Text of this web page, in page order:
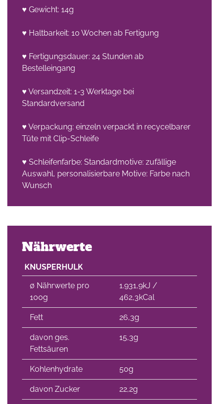
♥ Gewicht: 14g
♥ Haltbarkeit: 10 Wochen ab Fertigung
♥ Fertigungsdauer: 24 Stunden ab
Bestelleingang
♥ Versandzeit: 1-3 Werktage bei
Standardversand
♥ Verpackung: einzeln verpackt in recycelbarer
Tüte mit Clip-Schleife
♥ Schleifenfarbe: Standardmotive: zufällige
Auswahl, personalisierbare Motive: Farbe nach
Wunsch
Nährwerte
KNUSPERHULK
∅ Nährwerte pro
100g
1.931,9kJ /
462,3kCal
Fett 26,3g
davon ges.
Fettsäuren
15,3g
Kohlenhydrate 50g
davon Zucker 22,2g